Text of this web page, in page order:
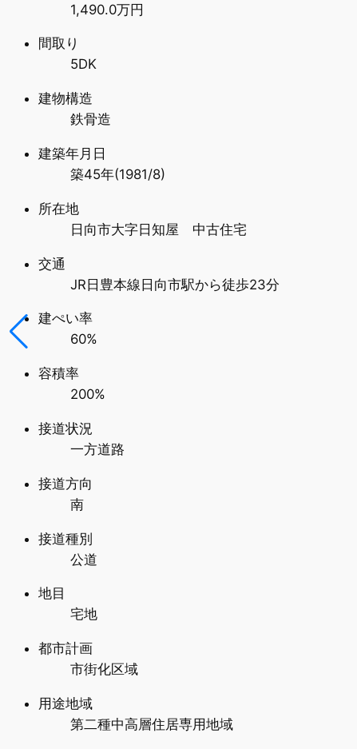
1,490.0万円
間取り
5DK
建物構造
鉄骨造
建築年月日
築45年(1981/8)
所在地
日向市大字日知屋 中古住宅
交通
JR日豊本線日向市駅から徒歩23分
建ぺい率
60%
容積率
200%
接道状況
一方道路
接道方向
南
接道種別
公道
地目
宅地
都市計画
市街化区域
用途地域
第二種中高層住居専用地域